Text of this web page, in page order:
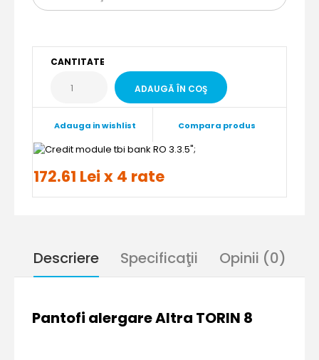
CANTITATE
Adauga in wishlist Compara produs
";
172.61 Lei x 4 rate
Descriere Specificaţii Opinii (0)
Pantofi alergare Altra TORIN 8